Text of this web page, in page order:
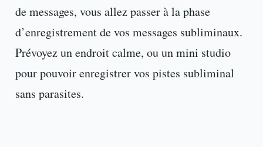
de messages, vous allez passer à la phase
d’enregistrement de vos messages subliminaux.
Prévoyez un endroit calme, ou un mini studio
pour pouvoir enregistrer vos pistes subliminal
sans parasites.